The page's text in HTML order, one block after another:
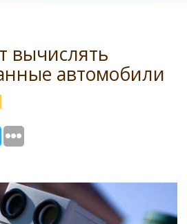
вычислять
автомобили